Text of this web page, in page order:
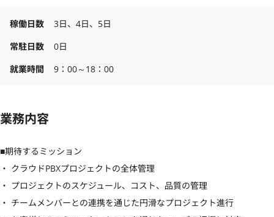
稼働日数
3日、4日、5日
常駐日数
0日
就業時間
9：00～18：00
業務内容
■期待するミッション
・ クラウドPBXプロジェクトの全体管理
・ プロジェクトのスケジュール、コスト、品質の管理
・ チームメンバーとの連携を通じた円滑なプロジェクト進行